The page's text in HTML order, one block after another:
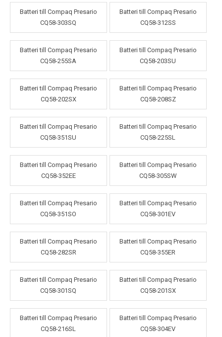
Batteri till Compaq Presario
CQ58-303SQ
Batteri till Compaq Presario
CQ58-312SS
Batteri till Compaq Presario
CQ58-255SA
Batteri till Compaq Presario
CQ58-203SU
Batteri till Compaq Presario
CQ58-202SX
Batteri till Compaq Presario
CQ58-208SZ
Batteri till Compaq Presario
CQ58-351SU
Batteri till Compaq Presario
CQ58-225SL
Batteri till Compaq Presario
CQ58-352EE
Batteri till Compaq Presario
CQ58-305SW
Batteri till Compaq Presario
CQ58-351SO
Batteri till Compaq Presario
CQ58-301EV
Batteri till Compaq Presario
CQ58-282SR
Batteri till Compaq Presario
CQ58-355ER
Batteri till Compaq Presario
CQ58-301SQ
Batteri till Compaq Presario
CQ58-201SX
Batteri till Compaq Presario
CQ58-216SL
Batteri till Compaq Presario
CQ58-304EV